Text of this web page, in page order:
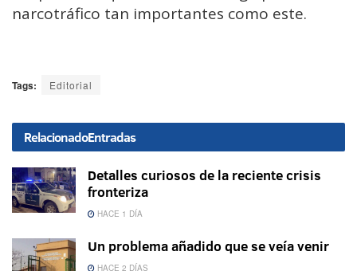
narcotráfico tan importantes como este.
Tags: Editorial
RelacionadoEntradas
Detalles curiosos de la reciente crisis
fronteriza
HACE 1 DÍA
Un problema añadido que se veía venir
HACE 2 DÍAS